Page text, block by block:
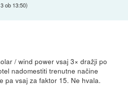
ob 13:50)
/ wind power vsaj 3× dražji po
nadomestiti trenutne načine
pa vsaj za faktor 15. Ne hvala.